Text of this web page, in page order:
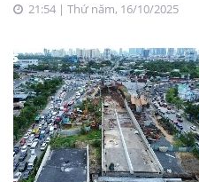
21:54 | Thứ năm, 16/10/2025